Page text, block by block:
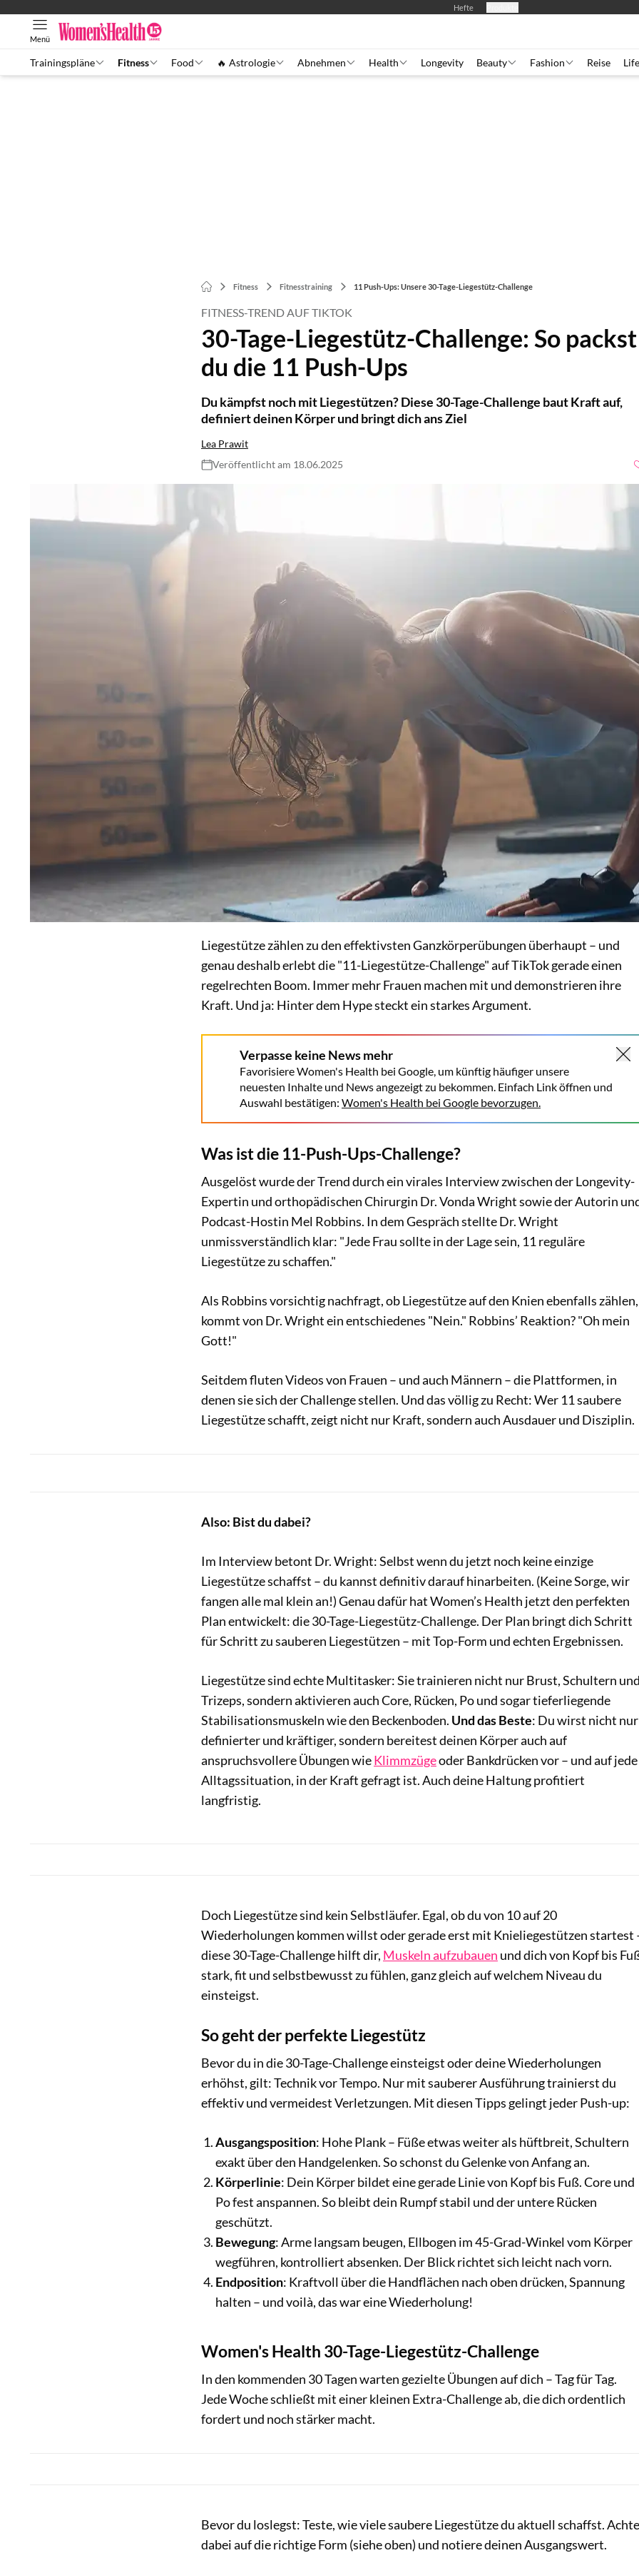
Hefte
Menü
Trainingspläne Fitness Food 🔥 Astrologie Abnehmen Health Longevity Beauty Fashion Reise Life
Fitness Fitnesstraining 11 Push-Ups: Unsere 30-Tage-Liegestütz-Challenge
FITNESS-TREND AUF TIKTOK
30-Tage-Liegestütz-Challenge: So packst
du die 11 Push-Ups
Du kämpfst noch mit Liegestützen? Diese 30-Tage-Challenge baut Kraft auf,
definiert deinen Körper und bringt dich ans Ziel
Lea Prawit
Veröffentlicht am 18.06.2025
Liegestütze zählen zu den effektivsten Ganzkörperübungen überhaupt – und
genau deshalb erlebt die "11-Liegestütze-Challenge" auf TikTok gerade einen
regelrechten Boom. Immer mehr Frauen machen mit und demonstrieren ihre
Kraft. Und ja: Hinter dem Hype steckt ein starkes Argument.
Verpasse keine News mehr
Favorisiere Women's Health bei Google, um künftig häufiger unsere
neuesten Inhalte und News angezeigt zu bekommen. Einfach Link öffnen und
Auswahl bestätigen: Women's Health bei Google bevorzugen.
Was ist die 11-Push-Ups-Challenge?
Ausgelöst wurde der Trend durch ein virales Interview zwischen der Longevity-
Expertin und orthopädischen Chirurgin Dr. Vonda Wright sowie der Autorin
Podcast-Hostin Mel Robbins. In dem Gespräch stellte Dr. Wright
unmissverständlich klar: "Jede Frau sollte in der Lage sein, 11 reguläre
Liegestütze zu schaffen."
Als Robbins vorsichtig nachfragt, ob Liegestütze auf den Knien ebenfalls zählen,
kommt von Dr. Wright ein entschiedenes "Nein." Robbins’ Reaktion? "Oh mein
Gott!"
Seitdem fluten Videos von Frauen – und auch Männern – die Plattformen, in
denen sie sich der Challenge stellen. Und das völlig zu Recht: Wer 11 saubere
Liegestütze schafft, zeigt nicht nur Kraft, sondern auch Ausdauer und Disziplin.
Also: Bist du dabei?
Im Interview betont Dr. Wright: Selbst wenn du jetzt noch keine einzige
Liegestütze schaffst – du kannst definitiv darauf hinarbeiten. (Keine Sorge, wir
fangen alle mal klein an!) Genau dafür hat Women’s Health jetzt den perfekten
Plan entwickelt: die 30-Tage-Liegestütz-Challenge. Der Plan bringt dich Schritt
für Schritt zu sauberen Liegestützen – mit Top-Form und echten Ergebnissen.
Liegestütze sind echte Multitasker: Sie trainieren nicht nur Brust, Schultern
Trizeps, sondern aktivieren auch Core, Rücken, Po und sogar tieferliegende
Stabilisationsmuskeln wie den Beckenboden. Und das Beste: Du wirst nicht nur
definierter und kräftiger, sondern bereitest deinen Körper auch auf
anspruchsvollere Übungen wieKlimmzügeoder Bankdrücken vor – und auf jede
Alltagssituation, in der Kraft gefragt ist. Auch deine Haltung profitiert
langfristig.
Doch Liegestütze sind kein Selbstläufer. Egal, ob du von 10 auf 20
Wiederholungen kommen willst oder gerade erst mit Knieliegestützen startest
diese 30-Tage-Challenge hilft dir, Muskeln aufzubauen und dich von Kopf bis
stark, fit und selbstbewusst zu fühlen, ganz gleich auf welchem Niveau du
einsteigst.
So geht der perfekte Liegestütz
Bevor du in die 30-Tage-Challenge einsteigst oder deine Wiederholungen
erhöhst, gilt: Technik vor Tempo. Nur mit sauberer Ausführung trainierst du
effektiv und vermeidest Verletzungen. Mit diesen Tipps gelingt jeder Push-up:
Ausgangsposition: Hohe Plank – Füße etwas weiter als hüftbreit, Schultern
exakt über den Handgelenken. So schonst du Gelenke von Anfang an.
Körperlinie: Dein Körper bildet eine gerade Linie von Kopf bis Fuß. Core und
Po fest anspannen. So bleibt dein Rumpf stabil und der untere Rücken
geschützt.
Bewegung: Arme langsam beugen, Ellbogen im 45-Grad-Winkel vom Körper
wegführen, kontrolliert absenken. Der Blick richtet sich leicht nach vorn.
Endposition: Kraftvoll über die Handflächen nach oben drücken, Spannung
halten – und voilà, das war eine Wiederholung!
Women's Health 30-Tage-Liegestütz-Challenge
In den kommenden 30 Tagen warten gezielte Übungen auf dich – Tag für Tag.
Jede Woche schließt mit einer kleinen Extra-Challenge ab, die dich ordentlich
fordert und noch stärker macht.
Bevor du loslegst: Teste, wie viele saubere Liegestütze du aktuell schaffst. Achte
dabei auf die richtige Form (siehe oben) und notiere deinen Ausgangswert.